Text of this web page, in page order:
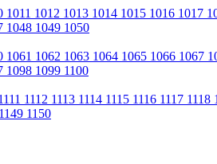
1011 1012 1013 1014 1015 1016 1017
1048 1049 1050
1061 1062 1063 1064 1065 1066 1067
1098 1099 1100
1112 1113 1114 1115 1116 1117 1118
1149 1150